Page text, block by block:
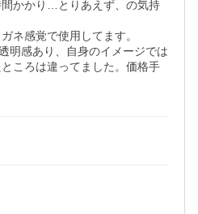
かかり…とりあえず、の気持
ネ感覚で使用してます。
明感あり、自身のイメージでは
ころは違ってました。価格手